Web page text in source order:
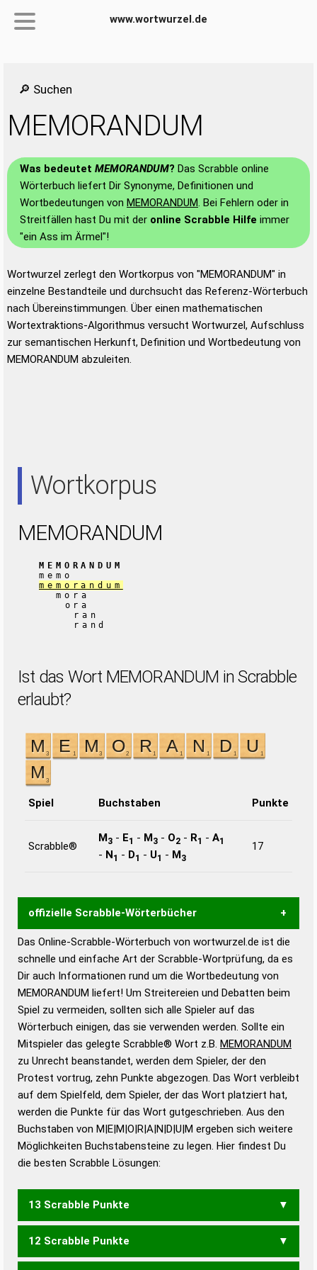
www.wortwurzel.de
🔎 Suchen
MEMORANDUM
Was bedeutet MEMORANDUM? Das Scrabble online
Wörterbuch liefert Dir Synonyme, Definitionen und
Wortbedeutungen von MEMORANDUM. Bei Fehlern oder in
Streitfällen hast Du mit der online Scrabble Hilfe immer
"ein Ass im Ärmel"!
Wortwurzel zerlegt den Wortkorpus von "MEMORANDUM" in
einzelne Bestandteile und durchsucht das Referenz-Wörterbuch
nach Übereinstimmungen. Über einen mathematischen
Wortextraktions-Algorithmus versucht Wortwurzel, Aufschluss
zur semantischen Herkunft, Definition und Wortbedeutung von
MEMORANDUM abzuleiten.
Wortkorpus
MEMORANDUM
MEMORANDUM
memo
memorandum
mora
ora
ran
rand
Ist das Wort MEMORANDUM in Scrabble
erlaubt?
Spiel Buchstaben Punkte
Scrabble®
M3 - E1 - M3 - O2 - R1 - A1
- N1 - D1 - U1 - M3
17
offizielle Scrabble-Wörterbücher
Wortwurzel liefert mit Hilfe eines semantischen
Wortanalyse-Algorithmus gute Anhaltspunkte zu
Wortbedeutung, Worttrennung und Wortform, um die
Gültigkeit eines Wortes für das Scrabble-Spiel zu
bestimmen! zugelassene Turnier Scrabble-
Wörterbücher sind:
Duden – Standardwerk in 12 Bänden
Duden – Richtiges und gutes
Deutsch
Duden – Die deutsche Grammatik
Duden – Deutsches
Universalwörterbuch
Das Online-Scrabble-Wörterbuch von wortwurzel.de ist die
schnelle und einfache Art der Scrabble-Wortprüfung, da es
Dir auch Informationen rund um die Wortbedeutung von
MEMORANDUM liefert! Um Streitereien und Debatten beim
Spiel zu vermeiden, sollten sich alle Spieler auf das
Wörterbuch einigen, das sie verwenden werden. Sollte ein
Mitspieler das gelegte Scrabble® Wort z.B. MEMORANDUM
zu Unrecht beanstandet, werden dem Spieler, der den
Protest vortrug, zehn Punkte abgezogen. Das Wort verbleibt
auf dem Spielfeld, dem Spieler, der das Wort platziert hat,
werden die Punkte für das Wort gutgeschrieben. Aus den
Buchstaben von M|E|M|O|R|A|N|D|U|M ergeben sich weitere
Möglichkeiten Buchstabensteine zu legen. Hier findest Du
die besten Scrabble Lösungen:
13 Scrabble Punkte
MAMMON
12 Scrabble Punkte